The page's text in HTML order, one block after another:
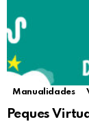
Manualidades
Peques